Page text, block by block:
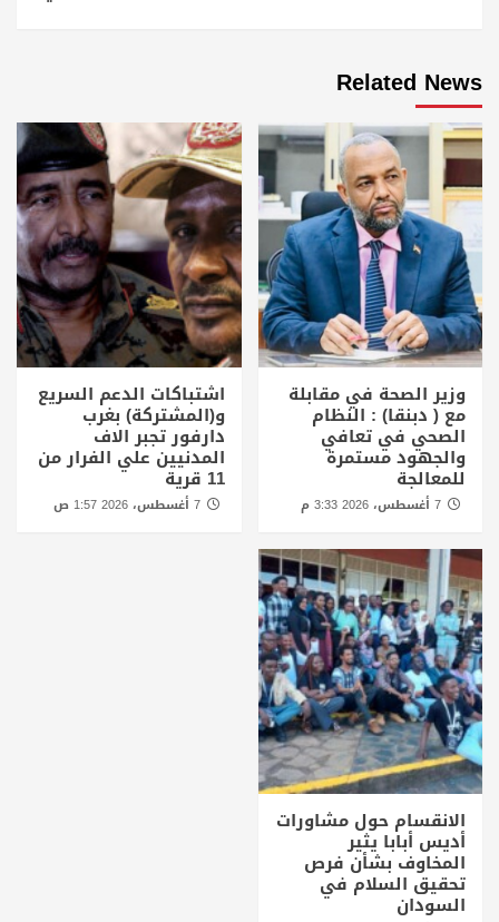
Related News
وزير الصحة في مقابلة
مع ( دبنقا) : النظام
الصحي في تعافي
والجهود مستمرة
للمعالجة
اشتباكات الدعم السريع
و(المشتركة) بغرب
دارفور تجبر الاف
المدنيين علي الفرار من
11 قرية
7 أغسطس، 2026 1:57 ص
الانقسام حول مشاورات
أديس أبابا يثير
المخاوف بشأن فرص
تحقيق السلام في
السودان